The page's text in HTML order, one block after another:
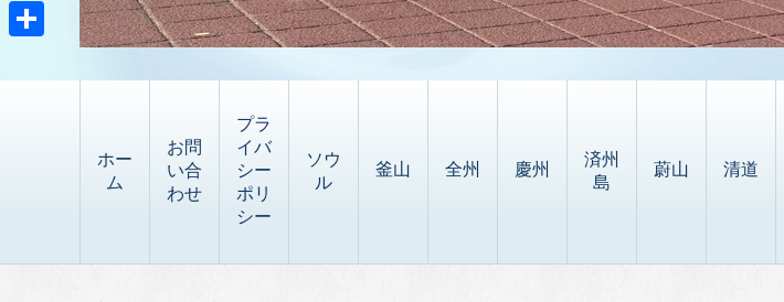
ホー
ム
お問
い合
わせ
プラ
イバ
シー
ポリ
シー
ソウ
ル
釜山 全州 慶州
済州
島
蔚山 清道
nk
s
F
i